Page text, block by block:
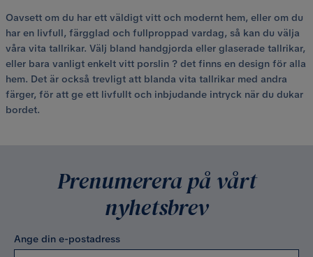
Oavsett om du har ett väldigt vitt och modernt hem, eller om du
har en livfull, färgglad och fullproppad vardag, så kan du välja
våra vita tallrikar. Välj bland handgjorda eller glaserade tallrikar,
eller bara vanligt enkelt vitt porslin ? det finns en design för alla
hem. Det är också trevligt att blanda vita tallrikar med andra
färger, för att ge ett livfullt och inbjudande intryck när du dukar
bordet.
Prenumerera på vårt
nyhetsbrev
Ange din e-postadress